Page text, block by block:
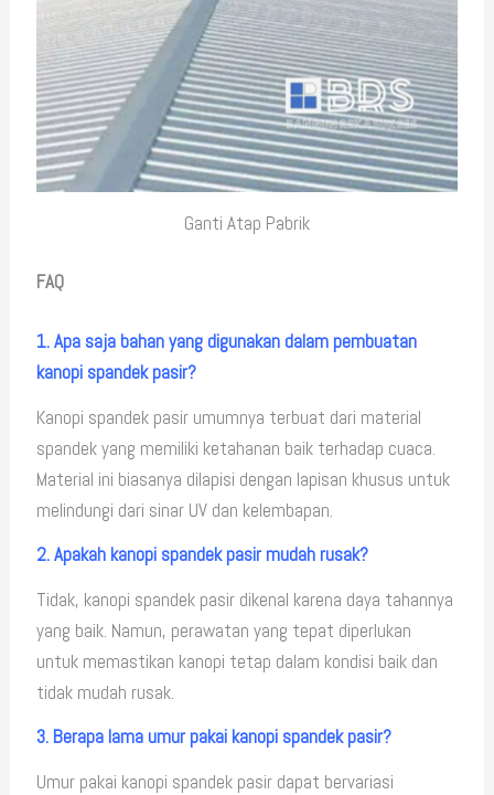
Ganti Atap Pabrik
FAQ
1. Apa saja bahan yang digunakan dalam pembuatan
kanopi spandek pasir?
Kanopi spandek pasir umumnya terbuat dari material
spandek yang memiliki ketahanan baik terhadap cuaca.
Material ini biasanya dilapisi dengan lapisan khusus untuk
melindungi dari sinar UV dan kelembapan.
2. Apakah kanopi spandek pasir mudah rusak?
Tidak, kanopi spandek pasir dikenal karena daya tahannya
yang baik. Namun, perawatan yang tepat diperlukan
untuk memastikan kanopi tetap dalam kondisi baik dan
tidak mudah rusak.
3. Berapa lama umur pakai kanopi spandek pasir?
Umur pakai kanopi spandek pasir dapat bervariasi